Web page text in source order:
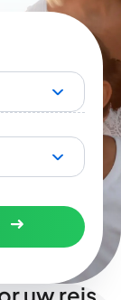
uw reis